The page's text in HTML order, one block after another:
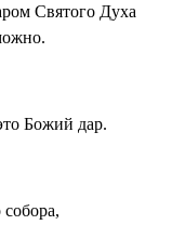
Святого Духа
Божий дар.